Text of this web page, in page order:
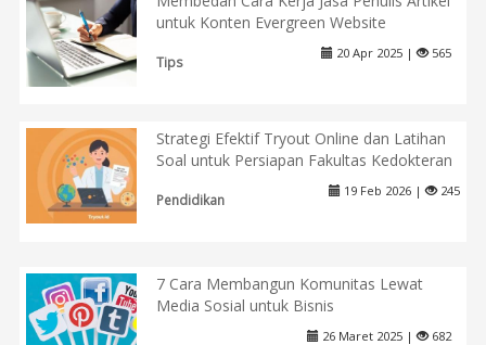
untuk Konten Evergreen Website
Tips
20 Apr 2025 | 565
Strategi Efektif Tryout Online dan Latihan
Soal untuk Persiapan Fakultas Kedokteran
Pendidikan
19 Feb 2026 | 245
7 Cara Membangun Komunitas Lewat
Media Sosial untuk Bisnis
26 Maret 2025 | 682